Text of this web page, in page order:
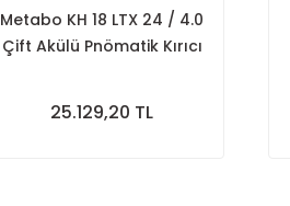
Metabo KH 18 LTX 24 / 4.0
Çift Akülü Pnömatik Kırıcı
25.129,20 TL